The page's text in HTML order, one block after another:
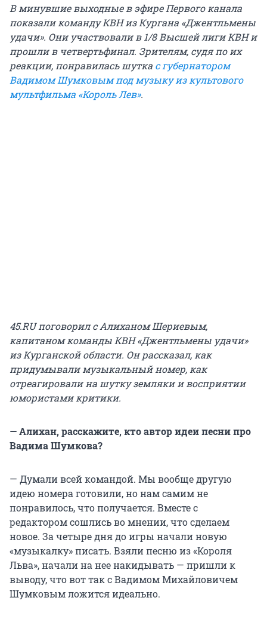
В минувшие выходные в эфире Первого канала
показали команду КВН из Кургана «Джентльмены
удачи». Они участвовали в 1/8 Высшей лиги КВН и
прошли в четвертьфинал. Зрителям, судя по их
реакции, понравилась шутка с губернатором
Вадимом Шумковым под музыку из культового
мультфильма «Король Лев».
45.RU поговорил с Алиханом Шериевым,
капитаном команды КВН «Джентльмены удачи»
из Курганской области. Он рассказал, как
придумывали музыкальный номер, как
отреагировали на шутку земляки и восприятии
юмористами критики.
— Алихан, расскажите, кто автор идеи песни про
Вадима Шумкова?
— Думали всей командой. Мы вообще другую
идею номера готовили, но нам самим не
понравилось, что получается. Вместе с
редактором сошлись во мнении, что сделаем
новое. За четыре дня до игры начали новую
«музыкалку» писать. Взяли песню из «Короля
Льва», начали на нее накидывать — пришли к
выводу, что вот так с Вадимом Михайловичем
Шумковым ложится идеально.